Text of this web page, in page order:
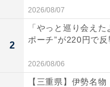
※プラン・部屋により
チェックイン・チェ
チェックイン：15:00
チェックアウト：
2026/08/07
2
「やっと巡り会え
ポーチ”が220円で反
2026/08/06
【三重県】伊勢名